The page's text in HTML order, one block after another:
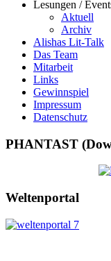
Lesungen /
Aktuell
Archiv
Alishas Lit-Talk
Das Team
Mitarbeit
Links
Gewinnspiel
Impressum
Datenschutz
PHANTAST
Weltenportal